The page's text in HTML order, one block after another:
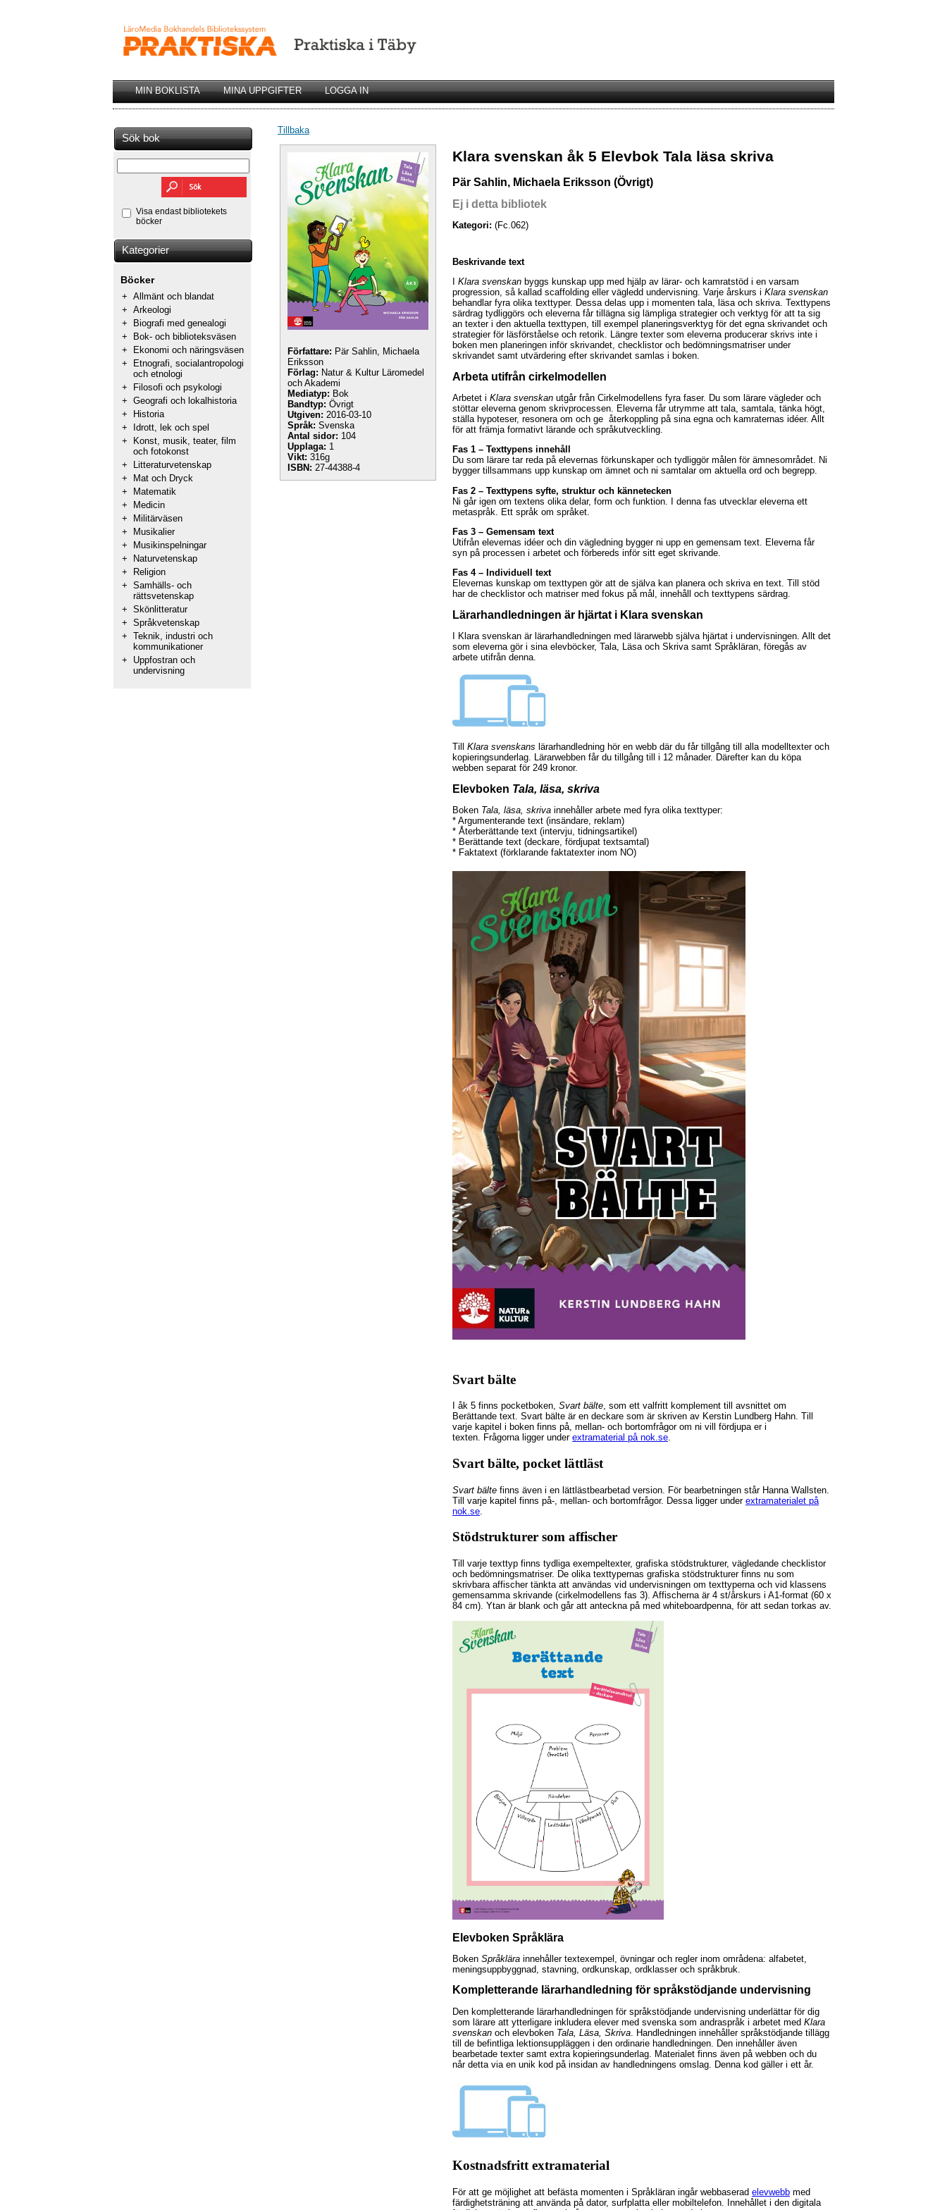
MIN BOKLISTA MINA UPPGIFTER LOGGA IN
Sök bok
Visa endast bibliotekets
böcker
Kategorier
Böcker
+ Allmänt och blandat
+ Arkeologi
+
Biografi med genealogi
+
Bok- och biblioteksväsen
+
Ekonomi och näringsväsen
+
Etnografi, socialantropologi
och etnologi
+
Filosofi och psykologi
+ Geografi och lokalhistoria
+
Historia
+
Idrott, lek och spel
+
Konst, musik, teater, film
och fotokonst
+
Litteraturvetenskap
+
Mat och Dryck
+
Matematik
+
Medicin
+
Militärväsen
+
Musikalier
+
Musikinspelningar
+
Naturvetenskap
+
Religion
+ Samhälls- och
rättsvetenskap
+ Skönlitteratur
+ Språkvetenskap
+ Teknik, industri och
kommunikationer
+
Uppfostran och
undervisning
Tillbaka
Författare: Pär Sahlin, Michaela
Eriksson
Förlag: Natur & Kultur Läromedel
och Akademi
Mediatyp: Bok
Bandtyp: Övrigt
Utgiven: 2016-03-10
Språk: Svenska
Antal sidor: 104
Upplaga: 1
Vikt: 316g
ISBN: 27-44388-4
Klara svenskan åk 5 Elevbok Tala läsa skriva
Pär Sahlin, Michaela Eriksson (Övrigt)
Ej i detta bibliotek
Kategori: (Fc.062)
Beskrivande text
Klara svenskan byggs kunskap upp med hjälp av lärar- och kamratstöd i en varsam
progression, så kallad scaffolding eller vägledd undervisning. Varje årskurs i Klara svenskan
behandlar fyra olika texttyper. Dessa delas upp i momenten tala, läsa och skriva. Texttypens
särdrag tydliggörs och eleverna får tillägna sig lämpliga strategier och verktyg för att ta sig
an texter i den aktuella texttypen, till exempel planeringsverktyg för det egna skrivandet och
strategier för läsförståelse och retorik. Längre texter som eleverna producerar skrivs inte i
boken men planeringen inför skrivandet, checklistor och bedömningsmatriser under
skrivandet samt utvärdering efter skrivandet samlas i boken.
Arbeta utifrån cirkelmodellen
Arbetet i Klara svenskan utgår från Cirkelmodellens fyra faser. Du som lärare vägleder och
stöttar eleverna genom skrivprocessen. Eleverna får utrymme att tala, samtala, tänka högt,
ställa hypoteser, resonera om och ge återkoppling på sina egna och kamraternas idéer. Allt
för att främja formativt lärande och språkutveckling.
Fas 1 – Texttypens innehåll
Du som lärare tar reda på elevernas förkunskaper och tydliggör målen för ämnesområdet. Ni
bygger tillsammans upp kunskap om ämnet och ni samtalar om aktuella ord och begrepp.
Fas 2 – Texttypens syfte, struktur och kännetecken
Ni går igen om textens olika delar, form och funktion. I denna fas utvecklar eleverna ett
metaspråk. Ett språk om språket.
Fas 3 – Gemensam text
Utifrån elevernas idéer och din vägledning bygger ni upp en gemensam text. Eleverna får
syn på processen i arbetet och förbereds inför sitt eget skrivande.
Fas 4 – Individuell text
Elevernas kunskap om texttypen gör att de själva kan planera och skriva en text. Till stöd
har de checklistor och matriser med fokus på mål, innehåll och texttypens särdrag.
Lärarhandledningen är hjärtat i Klara svenskan
I Klara svenskan är lärarhandledningen med lärarwebb själva hjärtat i undervisningen. Allt det
som eleverna gör i sina elevböcker, Tala, Läsa och Skriva samt Språkläran, föregås av
arbete utifrån denna.
Till Klara svenskans lärarhandledning hör en webb där du får tillgång till alla modelltexter och
kopieringsunderlag. Lärarwebben får du tillgång till i 12 månader. Därefter kan du köpa
webben separat för 249 kronor.
Elevboken Tala, läsa, skriva
Boken Tala, läsa, skriva innehåller arbete med fyra olika texttyper:
* Argumenterande text (insändare, reklam)
* Återberättande text (intervju, tidningsartikel)
* Berättande text (deckare, fördjupat textsamtal)
* Faktatext (förklarande faktatexter inom NO)
Svart bälte
I åk 5 finns pocketboken, Svart bälte, som ett valfritt komplement till avsnittet om
Berättande text. Svart bälte är en deckare som är skriven av Kerstin Lundberg Hahn. Till
varje kapitel i boken finns på, mellan- och bortomfrågor om ni vill fördjupa er i
texten. Frågorna ligger under extramaterial på nok.se.
Svart bälte, pocket lättläst
Svart bälte finns även i en lättlästbearbetad version. För bearbetningen står Hanna Wallsten.
Till varje kapitel finns på-, mellan- och bortomfrågor. Dessa ligger under extramaterialet på
nok.se
Stödstrukturer som affischer
Till varje texttyp finns tydliga exempeltexter, grafiska stödstrukturer, vägledande checklistor
och bedömningsmatriser. De olika texttypernas grafiska stödstrukturer finns nu som
skrivbara affischer tänkta att användas vid undervisningen om texttyperna och vid klassens
gemensamma skrivande (cirkelmodellens fas 3). Affischerna är 4 st/årskurs i A1-format (60 x
84 cm). Ytan är blank och går att anteckna på med whiteboardpenna, för att sedan torkas av.
Elevboken Språklära
Boken Språklära innehåller textexempel, övningar och regler inom områdena: alfabetet,
meningsuppbyggnad, stavning, ordkunskap, ordklasser och språkbruk.
Kompletterande lärarhandledning för språkstödjande undervisning
Den kompletterande lärarhandledningen för språkstödjande undervisning underlättar för dig
som lärare att ytterligare inkludera elever med svenska som andraspråk i arbetet med Klara
svenskan och elevboken Tala, Läsa, Skriva . Handledningen innehåller språkstödjande tillägg
till de befintliga lektionsuppläggen i den ordinarie handledningen. Den innehåller även
bearbetade texter samt extra kopieringsunderlag. Materialet finns även på webben och du
når detta via en unik kod på insidan av handledningens omslag. Denna kod gäller i ett år.
Kostnadsfritt extramaterial
För att ge möjlighet att befästa momenten i Språkläran ingår webbaserad elevwebb med
färdighetsträning att använda på dator, surfplatta eller mobiltelefon. Innehållet i den digitala